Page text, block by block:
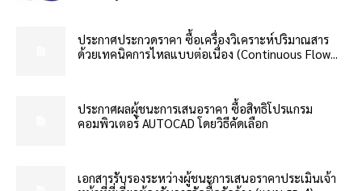
ประกาศประกวดราคา ซื้อเครื่องวิเคราะห์ปริมาณสาร
ด้วยเทคนิคการไหลแบบต่อเนื่อง (Continuous Flow...
ประกาศผลผู้ชนะการเสนอราคา ซื้อสิทธิโปรแกรม
คอมพิวเตอร์ AUTOCAD โดยวิธีคัดเลือก
เอกสารรับรองระหว่างผู้ชนะการเสนอราคาประเมินเจ้า